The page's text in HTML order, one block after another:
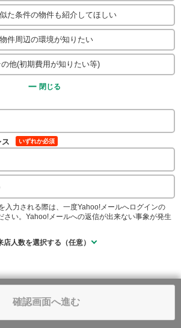
た条件の物件も紹介してほしい
物件周辺の環境が知りたい
の他(初期費用が知りたい等)
閉じる
いずれか必須
入力される際は、一度Yahoo!メールへログインの
さい。Yahoo!メールへの返信が出来ない事象が発生
店人数を選択する（任意）
確認画面へ進む